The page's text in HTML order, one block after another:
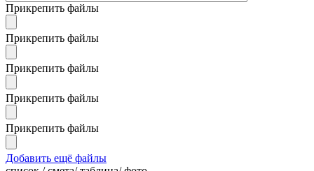
Прикрепить файлы
Прикрепить файлы
Прикрепить файлы
Прикрепить файлы
Прикрепить файлы
Добавить ещё файлы